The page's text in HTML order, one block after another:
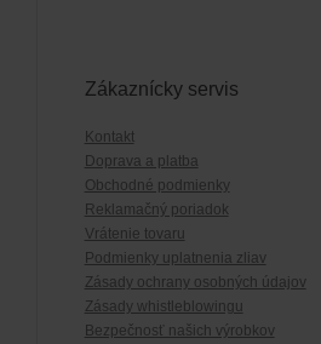
Zákaznícky servis
Kontakt
Doprava a platba
Obchodné podmienky
Reklamačný poriadok
Vrátenie tovaru
Podmienky uplatnenia zliav
Zásady ochrany osobných údajov
Zásady whistleblowingu
Bezpečnosť našich výrobkov